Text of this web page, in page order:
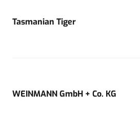
Tasmanian Tiger
WEINMANN GmbH + Co. KG